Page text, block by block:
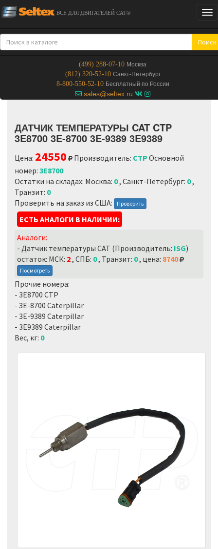
ВСЁ ДЛЯ ДВИГАТЕЛЕЙ CAT®
Поиск
(499) 288-07-10 Москва
(812) 320-52-10 Санкт-Петербург
8-800-550-52-10 Бесплатный по России
sales@seltex.ru
ДАТЧИК ТЕМПЕРАТУРЫ CAT CTP
3E8700 3E-8700 3E-9389 3E9389
Цена: 24550 Производитель: CTP Основной
номер: 3E8700
Остатки на складах: Москва: 0, Санкт-Петербург: 0,
Транзит: 0
Проверить на заказ из США:
Проверить Loading...
ЕСТЬ АНАЛОГИ В НАЛИЧИИ:
Аналоги:
- Датчик температуры CAT (Производитель: ISG)
остаток: МСК: 2, СПБ: 0, Транзит: 0, цена: 8740
Посмотреть
Прочие номера:
- 3E8700 CTP
- 3E-8700 Caterpillar
- 3E-9389 Caterpillar
- 3E9389 Caterpillar
Вес, кг: 0